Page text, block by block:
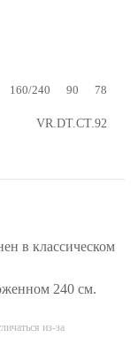
160/240 90 78
VR.DT.CT.92
в классическом
240 см.
из-за